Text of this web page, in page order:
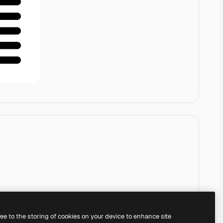
to the storing of cookies on your device to enhance site